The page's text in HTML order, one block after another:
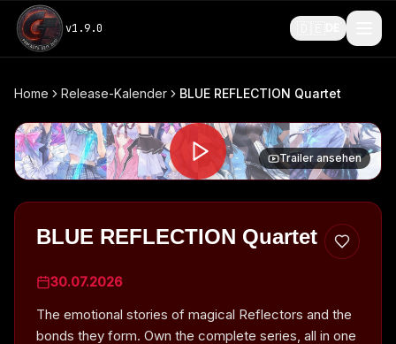
v1.9.0
Home Release-Kalender BLUE REFLECTION Quartet
Trailer ansehen
BLUE REFLECTION Quartet
30.07.2026
The emotional stories of magical Reflectors and the
bonds they form. Own the complete series, all in one